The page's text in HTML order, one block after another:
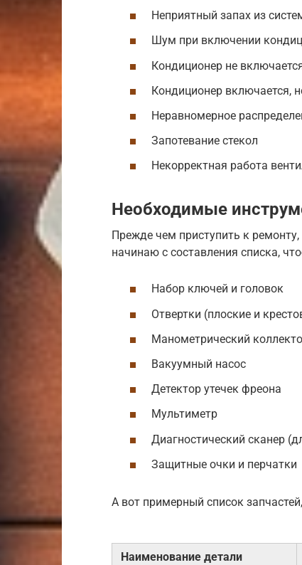
Неприятный запах из
Шум при включении
Кондиционер не
Кондиционер включается,
Неравномерное
Запотевание стекол
Некорректная работа
Необходимые
Прежде чем приступить к
начинаю с составления списка,
Набор ключей и головок
Отвертки (плоские и
Манометрический
Вакуумный насос
Детектор утечек фреона
Мультиметр
Диагностический сканер
Защитные очки и перчатки
А вот примерный список
Наименование детали